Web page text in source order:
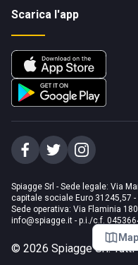
Scarica l'app
Spiagge Srl - Sede legale: Via
capitale sociale Euro 31245,57
Sede operativa: Via Flaminia
info@spiagge.it - p.i./c.f.
© 2026 Spiagge Srl.